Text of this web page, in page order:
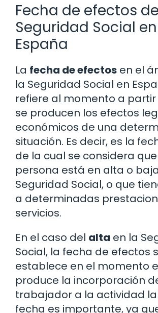
Fecha de efectos
Seguridad Social en
España
La fecha de efectos en el
la Seguridad Social en
refiere al momento a
se producen los efectos
económicos de una
situación. Es decir, es la
de la cual se considera
persona está en alta o
Seguridad Social, o que
a determinadas
servicios.
En el caso del alta en la
Social, la fecha de efectos
establece en el momento
produce la incorporación
trabajador a la actividad
fecha es importante, ya